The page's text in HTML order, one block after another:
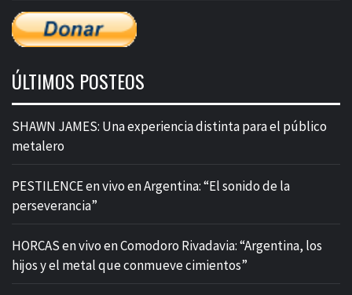
ÚLTIMOS POSTEOS
SHAWN JAMES: Una experiencia distinta para el público
metalero
PESTILENCE en vivo en Argentina: “El sonido de la
perseverancia”
HORCAS en vivo en Comodoro Rivadavia: “Argentina, los
hijos y el metal que conmueve cimientos”